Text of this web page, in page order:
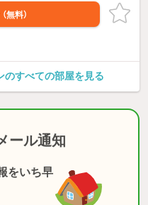
（無料）
すべての部屋を見る
ール通知
をいち早